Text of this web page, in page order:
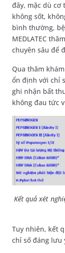
đây, mặc dù cơ
không sốt,
bình thường,
MEDLATEC
chuyên sâu để
Qua thăm
ổn định với chỉ
ghi nhận bất
không đau tức
Kết quả xét
Tuy nhiên, kết
chỉ số đáng lưu